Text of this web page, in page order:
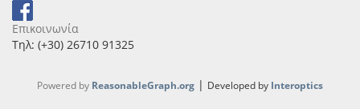
Επικοινωνία
Τηλ: (+30) 26710 91325
Powered by ReasonableGraph.org | Developed by Interoptics